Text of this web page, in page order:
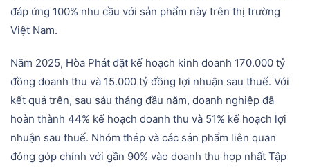
đáp ứng 100% nhu cầu với sản phẩm này trên thị trường
Việt Nam.
Năm 2025, Hòa Phát đặt kế hoạch kinh doanh 170.000 tỷ
đồng doanh thu và 15.000 tỷ đồng lợi nhuận sau thuế. Với
kết quả trên, sau sáu tháng đầu năm, doanh nghiệp đã
hoàn thành 44% kế hoạch doanh thu và 51% kế hoạch lợi
nhuận sau thuế. Nhóm thép và các sản phẩm liên quan
đóng góp chính với gần 90% vào doanh thu hợp nhất Tập